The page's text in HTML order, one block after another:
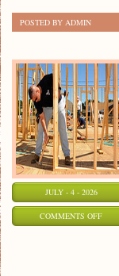
POSTED BY ADMIN
JULY - 4 - 2026
COMMENTS OFFON